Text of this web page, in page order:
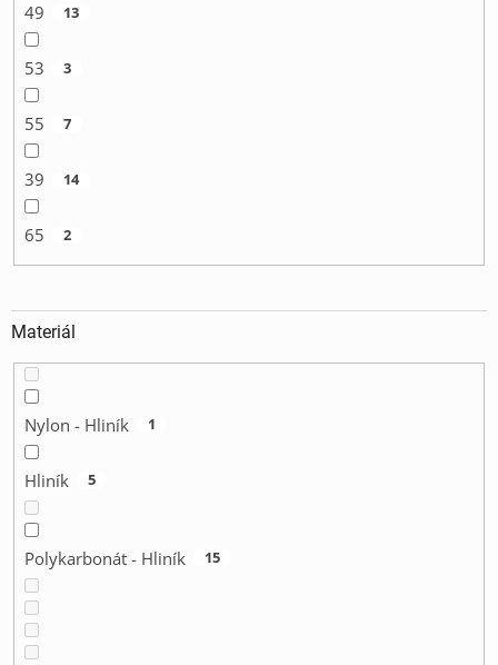
49 13
53 3
55 7
39 14
65 2
Materiál
Nylon - Hliník 1
Hliník 5
Polykarbonát - Hliník 15